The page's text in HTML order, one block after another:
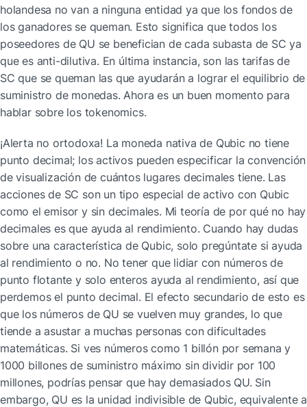
holandesa no van a ninguna entidad ya que los fondos de
los ganadores se queman. Esto significa que todos los
poseedores de QU se benefician de cada subasta de SC ya
que es anti-dilutiva. En última instancia, son las tarifas de
SC que se queman las que ayudarán a lograr el equilibrio de
suministro de monedas. Ahora es un buen momento para
hablar sobre los tokenomics.
¡Alerta no ortodoxa! La moneda nativa de Qubic no tiene
punto decimal; los activos pueden especificar la convención
de visualización de cuántos lugares decimales tiene. Las
acciones de SC son un tipo especial de activo con Qubic
como el emisor y sin decimales. Mi teoría de por qué no hay
decimales es que ayuda al rendimiento. Cuando hay dudas
sobre una característica de Qubic, solo pregúntate si ayuda
al rendimiento o no. No tener que lidiar con números de
punto flotante y solo enteros ayuda al rendimiento, así que
perdemos el punto decimal. El efecto secundario de esto es
que los números de QU se vuelven muy grandes, lo que
tiende a asustar a muchas personas con dificultades
matemáticas. Si ves números como 1 billón por semana y
1000 billones de suministro máximo sin dividir por 100
millones, podrías pensar que hay demasiados QU. Sin
embargo, QU es la unidad indivisible de Qubic, equivalente a